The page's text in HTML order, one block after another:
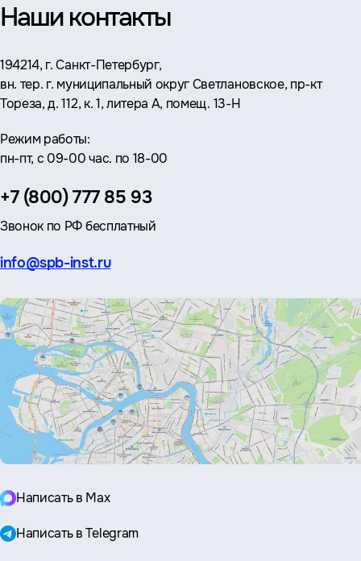
Наши контакты
Адрес:
194214, г. Санкт-Петербург,
вн. тер. г. муниципальный округ Светлановское, пр-кт
Тореза, д. 112, к. 1, литера А, помещ. 13-Н
Режим работы:
пн-пт, с 09-00 час. по 18-00
Телефон:
+7 (800) 777 85 93
Звонок по РФ бесплатный
Эл.
info@spb-inst.ru
Написать в Max
Написать в Telegram